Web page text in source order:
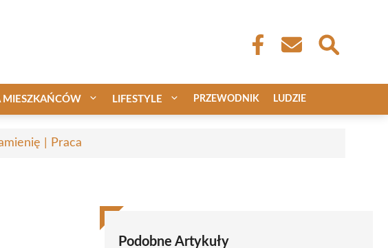
MIESZKAŃCÓW LIFESTYLE PRZEWODNIK LUDZIE
| Praca
Podobne Artykuły